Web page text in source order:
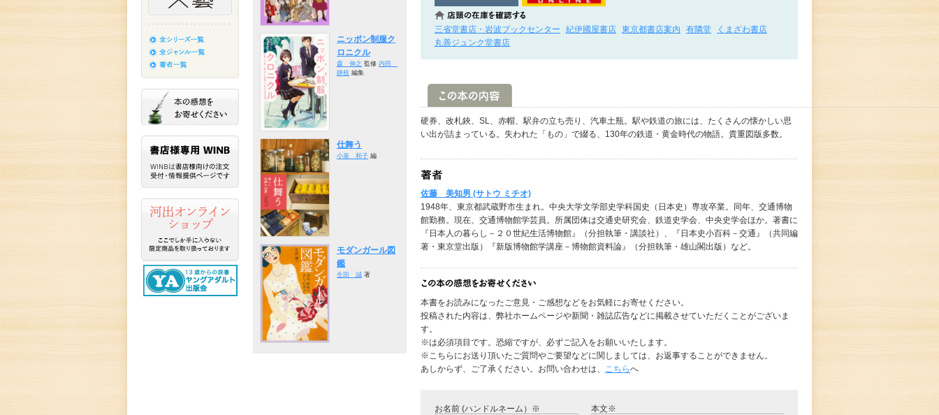
三省堂書店・岩波ブックセンター 紀伊國屋書店 東京都書店案内 有隣堂
くまざわ書店
丸善ジュンク堂書店
硬券、改札鋏、SL、赤帽、駅弁の立ち売り、汽車土瓶。駅や鉄道の旅には、たくさんの懐かしい思
い出が詰まっている。失われた「もの」で綴る、130年の鉄道・黄金時代の物語。貴重図版多数。
佐藤 美知男 (サトウ ミチオ)
1948年、東京都武蔵野市生まれ。中央大学文学部史学科国史（日本史）専攻卒業。同年、交通博物
館勤務。現在、交通博物館学芸員。所属団体は交通史研究会、鉄道史学会、中央史学会ほか。著書に
『日本人の暮らし－２０世紀生活博物館』（分担執筆・講談社）、『日本史小百科－交通』（共同編
著・東京堂出版）『新版博物館学講座－博物館資料論』（分担執筆・雄山閣出版）など。
本書をお読みになったご意見・ご感想などをお気軽にお寄せください。
投稿された内容は、弊社ホームページや新聞・雑誌広告などに掲載させていただくことがございま
す。
※は必須項目です。恐縮ですが、必ずご記入をお願いいたします。
※こちらにお送り頂いたご質問やご要望などに関しましては、お返事することができません。
あしからず、ご了承ください。お問い合わせは、 こちらへ
お名前 (ハンドルネーム）※ 本文※
ニッポン制服ク
ロニクル
森 伸之 監修 内田
静枝 編集
仕舞う
小泉 和子 編
モダンガール図
鑑
生田 誠 著